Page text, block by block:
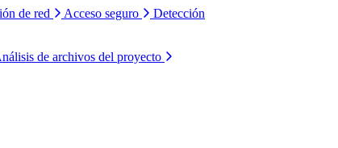
de red Acceso seguro
Detección
de archivos del proyecto